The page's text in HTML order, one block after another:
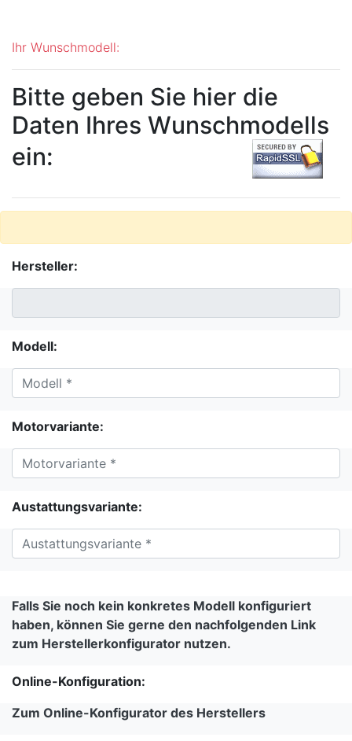
Ihr Wunschmodell:
Bitte geben Sie hier die
Daten Ihres Wunschmodells
ein:
Hersteller:
Modell:
Motorvariante:
Austattungsvariante:
Falls Sie noch kein konkretes Modell konfiguriert
haben, können Sie gerne den nachfolgenden Link
zum Herstellerkonfigurator nutzen.
Online-Konfiguration:
Zum Online-Konfigurator des Herstellers